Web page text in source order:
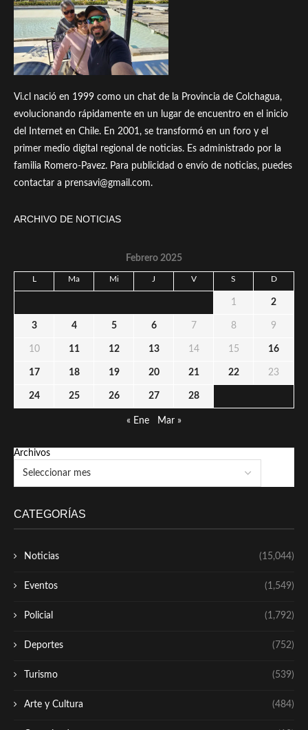
Vi.cl nació en 1999 como un chat de la Provincia de Colchagua,
evolucionando rápidamente en un lugar de encuentro en el inicio
del Internet en Chile. En 2001, se transformó en un foro y el
primer medio digital regional de noticias. Es administrado por la
familia Romero-Pavez. Para publicidad o envío de noticias, puedes
contactar a prensavi@gmail.com.
ARCHIVO DE NOTICIAS
Febrero 2025
L Ma Mi J V S D
1 2
3 4 5 6 7 8 9
10 11 12 13 14 15 16
17 18 19 20 21 22 23
24 25 26 27 28
« Ene Mar »
Archivos
CATEGORÍAS
Noticias (15,044)
Eventos (1,549)
Policial (1,792)
Deportes (752)
Turismo (539)
Arte y Cultura (484)